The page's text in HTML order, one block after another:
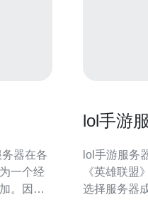
一个经
。因
lol手游
lol手游服务
《英雄联盟
选择服务器